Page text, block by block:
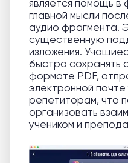
является помощь в
главной мысли
аудио фрагмента.
существенную
изложения.
быстро сохранять
формате PDF,
электронной почте
репетиторам, что
организовать
учеником и